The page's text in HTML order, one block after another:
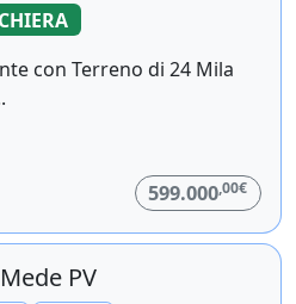
con Terreno di 24 Mila
599.000,00€
PV